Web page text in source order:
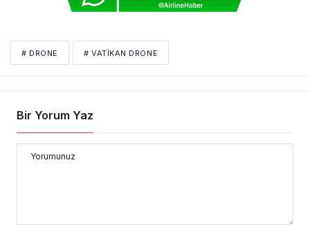
# DRONE # VATIKAN DRONE
Bir Yorum Yaz
Yorumunuz